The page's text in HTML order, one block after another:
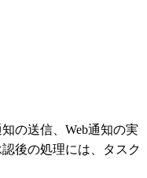
の送信、Web通知の実
後の処理には、タスク